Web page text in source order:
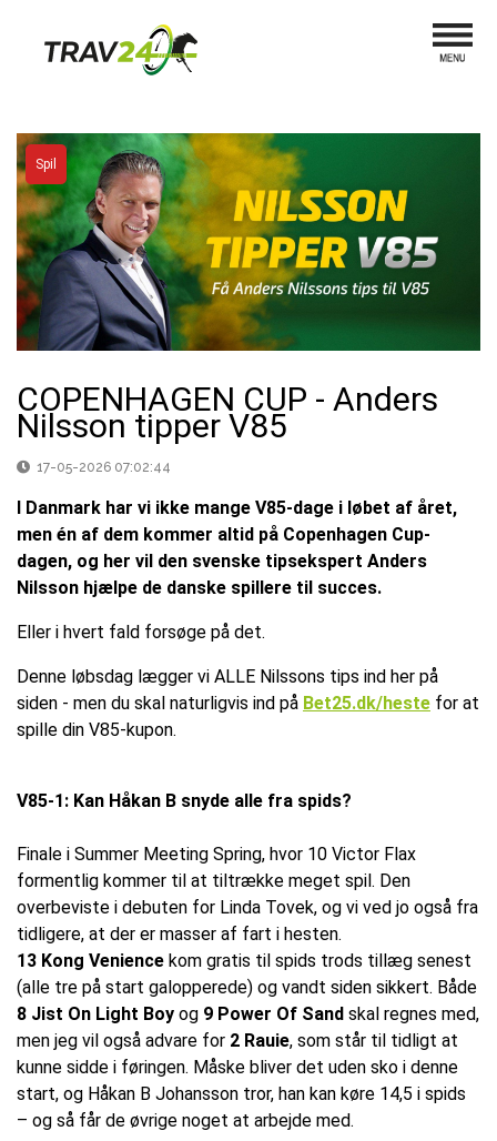
Spil
COPENHAGEN CUP - Anders
Nilsson tipper V85
17-05-2026 07:02:44
I Danmark har vi ikke mange V85-dage i løbet af året,
men én af dem kommer altid på Copenhagen Cup-
dagen, og her vil den svenske tipsekspert Anders
Nilsson hjælpe de danske spillere til succes.
Eller i hvert fald forsøge på det.
Denne løbsdag lægger vi ALLE Nilssons tips ind her på
siden - men du skal naturligvis ind på Bet25.dk/heste for at
spille din V85-kupon.
V85-1: Kan Håkan B snyde alle fra spids?
Finale i Summer Meeting Spring, hvor 10 Victor Flax
formentlig kommer til at tiltrække meget spil. Den
overbeviste i debuten for Linda Tovek, og vi ved jo også fra
tidligere, at der er masser af fart i hesten.
13 Kong Venience kom gratis til spids trods tillæg senest
(alle tre på start galopperede) og vandt siden sikkert. Både
8 Jist On Light Boy og 9 Power Of Sand skal regnes med,
men jeg vil også advare for 2 Rauie, som står til tidligt at
kunne sidde i føringen. Måske bliver det uden sko i denne
start, og Håkan B Johansson tror, han kan køre 14,5 i spids
– og så får de øvrige noget at arbejde med.